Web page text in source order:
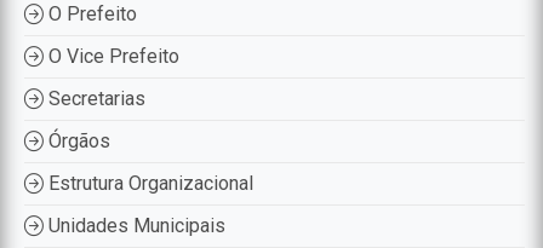
O Prefeito
O Vice Prefeito
Secretarias
Órgãos
Estrutura Organizacional
Unidades Municipais